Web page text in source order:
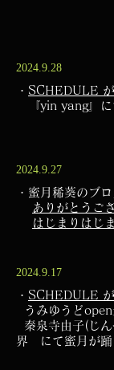
2024.9.28
・ SCHEDULE が
『yin yang』に
2024.9.27
・蜜月稀葵のブ
ありがとうご
はじまりはじ
2024.9.17
・ SCHEDULE が
うみゆうどopen
秦泉寺由子(じ
界 にて蜜月が踊